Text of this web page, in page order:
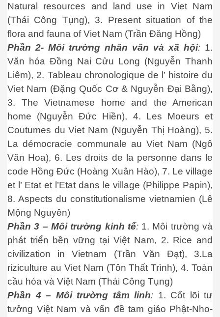
Natural resources and land use in Viet Nam
(Thái Công Tụng), 3. Present situation of the
flora and fauna of Viet Nam (Trần Đăng Hồng)
Phần 2- Môi trường nhân văn và xã hội: 1.
Văn hóa Đồng Nai Cửu Long (Nguyễn Thanh
Liêm), 2. Tableau chronologique de l’ histoire du
Viet Nam (Đặng Quốc Cơ & Nguyễn Đại Bằng),
3. The Vietnamese home and the American
home (Nguyễn Đức Hiền), 4. Les Moeurs et
Coutumes du Viet Nam (Nguyễn Thị Hoàng), 5.
La démocracie communale au Viet Nam (Ngô
Văn Hoa), 6. Les droits de la personne dans le
code Hồng Đức (Hoàng Xuân Hào), 7. Le village
et l’ Etat et l’Etat dans le village (Philippe Papin),
8. Aspects du constitutionalisme vietnamien (Lê
Mộng Nguyên)
Phần 3 – Môi trường kinh tế:1. Môi trường và
phát triển bền vững tại Việt Nam, 2. Rice and
civilization in Vietnam (Trần Văn Đạt), 3.La
riziculture au Viet Nam (Tôn Thất Trình), 4. Toàn
cầu hóa và Việt Nam (Thái Công Tụng)
Phần 4 – Môi trường tâm linh: 1. Cốt lõi tư
tưởng Việt Nam và vấn đề tam giáo Phật-Nho-
P2
VN
1
2
tại Nam Kỳ
Nam Kỳ. P2